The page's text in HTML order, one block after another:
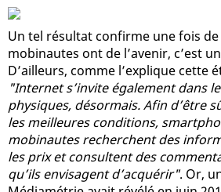
Un tel résultat confirme une fois de
mobinautes ont de l’avenir, c’est
D’ailleurs, comme l’explique cette
"Internet s’invite également dans
physiques, désormais. Afin d’être
les meilleures conditions,
mobinautes recherchent des
les prix et consultent des
qu’ils envisagent d’acquérir". Or,